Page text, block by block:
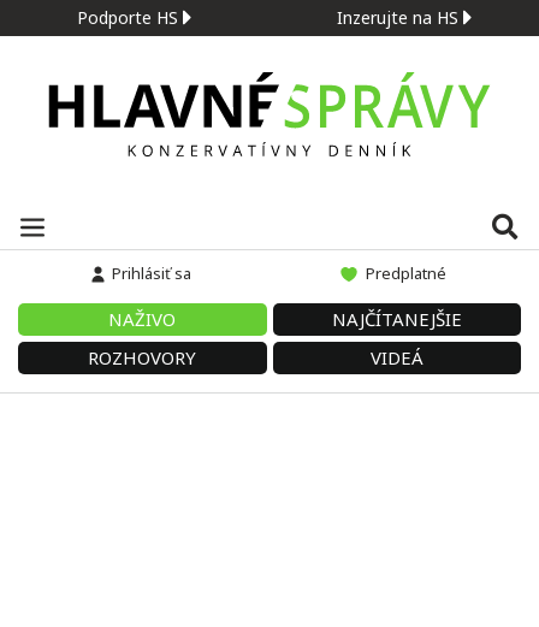
Podporte HS Inzerujte na HS
Prihlásiť sa Predplatné
NAŽIVO
NAJČÍTANEJŠIE
ROZHOVORY
VIDEÁ